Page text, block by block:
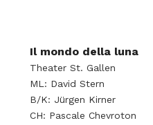
Il mondo della luna
Theater St. Gallen
ML: David Stern
B/K: Jürgen Kirner
CH: Pascale Chevroton